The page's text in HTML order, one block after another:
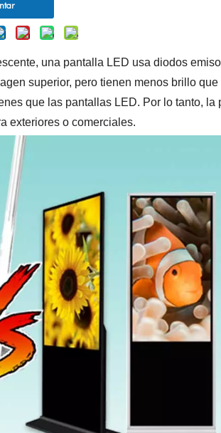
una pantalla LED usa diodos
superior, pero tienen menos brillo
que las pantallas LED. Por lo tanto, la
exteriores o comerciales.